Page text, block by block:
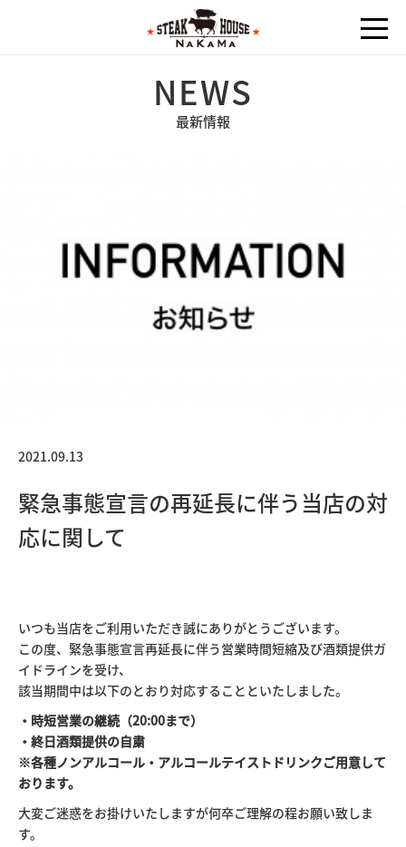
NEWS
最新情報
2021.09.13
緊急事態宣言の再延長に伴う当店の対
応に関して
いつも当店をご利用いただき誠にありがとうございます。
この度、緊急事態宣言再延長に伴う営業時間短縮及び酒類提供ガ
イドラインを受け、
該当期間中は以下のとおり対応することといたしました。
・時短営業の継続（20:00まで）
・終日酒類提供の自粛
※各種ノンアルコール・アルコールテイストドリンクご用意して
おります。
大変ご迷惑をお掛けいたしますが何卒ご理解の程お願い致しま
す。